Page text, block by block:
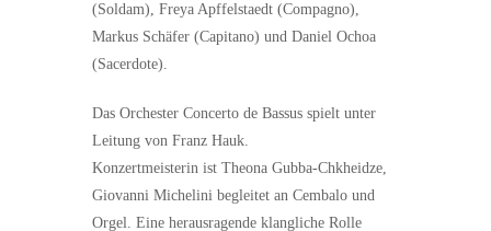
(Soldam), Freya Apffelstaedt (Compagno),
Markus Schäfer (Capitano) und Daniel Ochoa
(Sacerdote).
Das Orchester Concerto de Bassus spielt unter
Leitung von Franz Hauk.
Konzertmeisterin ist Theona Gubba-Chkheidze,
Giovanni Michelini begleitet an Cembalo und
Orgel. Eine herausragende klangliche Rolle